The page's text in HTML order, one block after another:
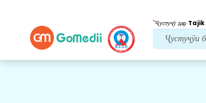
*Ҷустуҷӯ дар Tajik